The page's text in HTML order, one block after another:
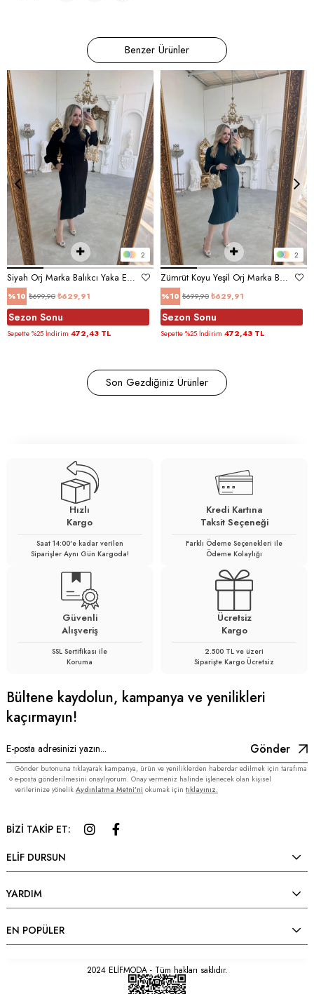
Benzer Ürünler
2
Siyah Orj Marka Balıkcı Yaka Elbise
%10 ₺629,91
₺699,90
Sezon Sonu
Sepette %25 İndirim 472,43 TL
2
Zümrüt Koyu Yeşil Orj Marka Balıkcı Yaka Elbise
%10 ₺629,91
₺699,90
Sezon Sonu
Sepette %25 İndirim 472,43 TL
Son Gezdiğiniz Ürünler
Hızlı
Kargo
Saat 14:00'e kadar verilen
Siparişler Aynı Gün Kargoda!
Kredi Kartına
Taksit Seçeneği
Farklı Ödeme Seçenekleri ile
Ödeme Kolaylığı
Güvenli
Alışveriş
SSL Sertifikası ile
Koruma
Ücretsiz
Kargo
2.500 TL ve üzeri
Siparişte Kargo Ücretsiz
Bültene kaydolun, kampanya ve yenilikleri
kaçırmayın!
Gönder
Gönder butonuna tıklayarak kampanya, ürün ve yeniliklerden haberdar edilmek için tarafıma
e-posta gönderilmesini onaylıyorum. Onay vermeniz halinde işlenecek olan kişisel
verilerinize yönelik Aydınlatma Metni’ni okumak için tıklayınız.
BİZİ TAKİP ET:
ELİF DURSUN
YARDIM
EN POPÜLER
2024 ELİFMODA - Tüm hakları saklıdır.